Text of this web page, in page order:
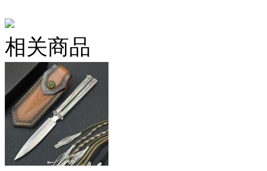
相关商品